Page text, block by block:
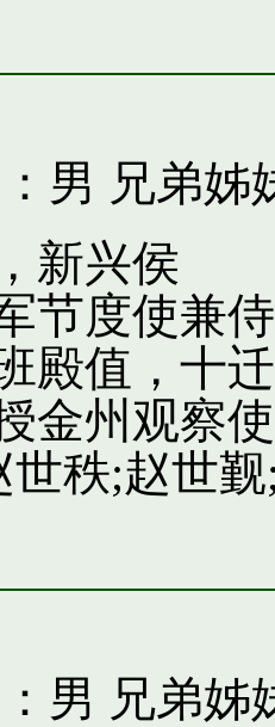
男 兄弟姊
新兴侯
节度使兼
殿值，十
金州观察
秩;赵世
男 兄弟姊